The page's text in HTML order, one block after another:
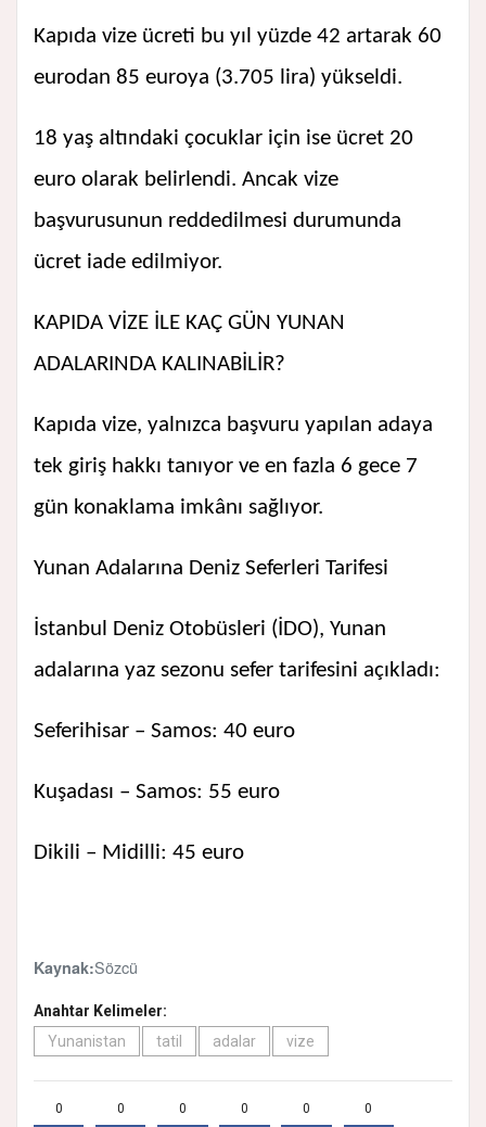
Kapıda vize ücreti bu yıl yüzde 42 artarak 60
eurodan 85 euroya (3.705 lira) yükseldi.
18 yaş altındaki çocuklar için ise ücret 20
euro olarak belirlendi. Ancak vize
başvurusunun reddedilmesi durumunda
ücret iade edilmiyor.
KAPIDA VİZE İLE KAÇ GÜN YUNAN
ADALARINDA KALINABİLİR?
Kapıda vize, yalnızca başvuru yapılan adaya
tek giriş hakkı tanıyor ve en fazla 6 gece 7
gün konaklama imkânı sağlıyor.
Yunan Adalarına Deniz Seferleri Tarifesi
İstanbul Deniz Otobüsleri (İDO), Yunan
adalarına yaz sezonu sefer tarifesini açıkladı:
Seferihisar – Samos: 40 euro
Kuşadası – Samos: 55 euro
Dikili – Midilli: 45 euro
Kaynak:Sözcü
Anahtar Kelimeler:
Yunanistan
tatil adalar vize
0 0 0 0 0 0